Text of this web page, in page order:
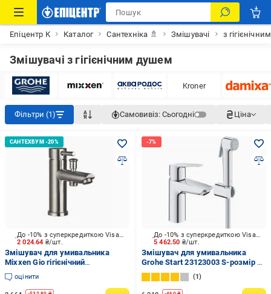
Епіцентр К Каталог Сантехніка 🚿 Змішувачі з
Змішувачі з гігієнічним душем
Kroner
Фільтри (1) Самовивіз: Сьогодні Ціна
2 024.64 ₴/шт.
До -10% з суперкредиткою Visa Вигода
Змішувач для умивальника
Mixxen Gio гігієнічний
нержавіюча сталь з
аксесуарами MXKP0860
оцінити
5 462.50 ₴/шт.
До -10% з суперкредиткою Visa Вигода
Змішувач для умивальника
Grohe Start 23123003 S-розмір з
гігієнічним душем
1